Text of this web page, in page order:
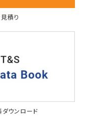
積り
ウンロード